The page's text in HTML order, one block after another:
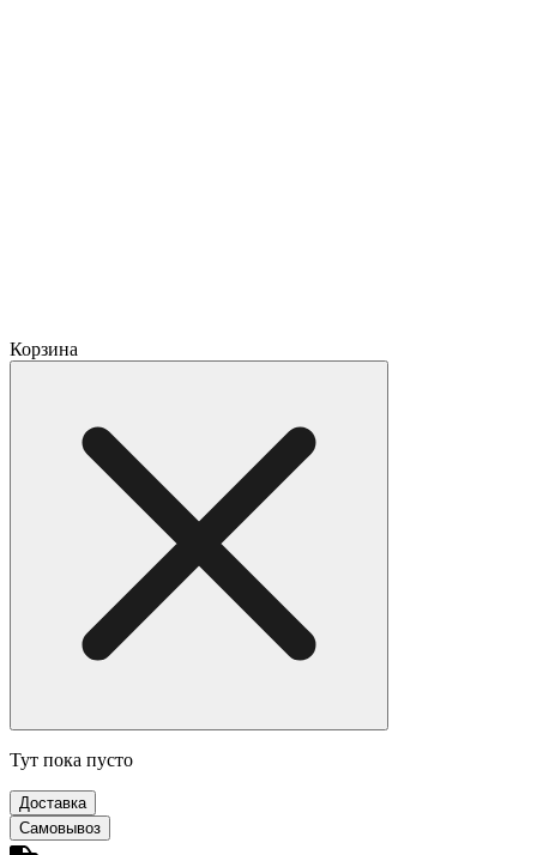
Корзина
Тут пока пусто
Доставка
Самовывоз